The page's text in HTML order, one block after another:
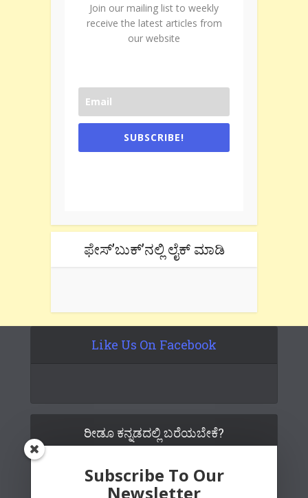
Join our mailing list to weekly
receive the latest articles from
our website
SUBSCRIBE!
ಫೇಸ್’ಬುಕ್’ನಲ್ಲಿ ಲೈಕ್ ಮಾಡಿ
Like Us On Facebook
ರೀಡೂ ಕನ್ನಡದಲ್ಲಿ ಬರೆಯಬೇಕೆ?
Subscribe To Our
Newsletter